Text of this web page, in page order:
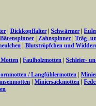
Dickkopffalter Schwärmer
Bärenspinner Zahnspinner
Träg-
Blutströpfchen und
Faulholzmotten
Schleier-
/ Langfühlermotten
Miniersackmotten